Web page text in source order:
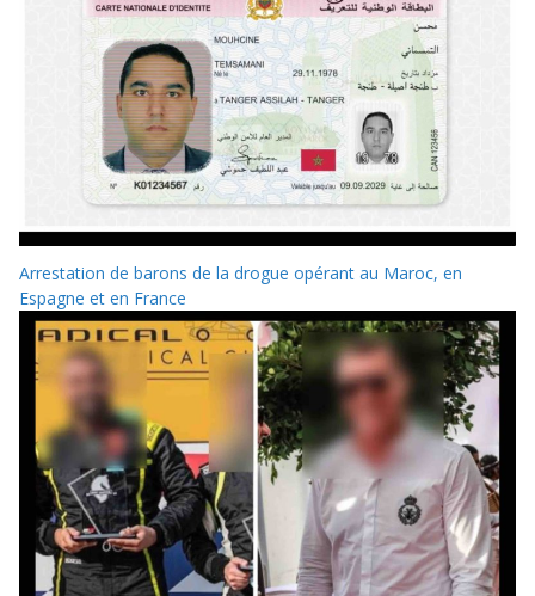
Arrestation de barons de la drogue opérant au Maroc, en
Espagne et en France